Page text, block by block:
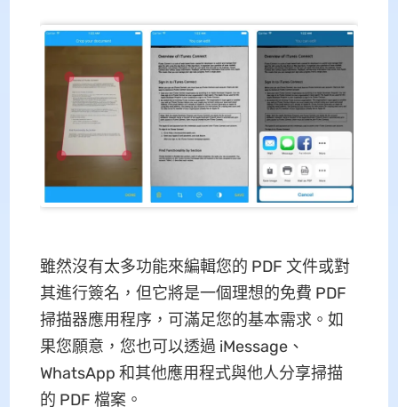
雖然沒有太多功能來編輯您的 PDF 文件或對
其進行簽名，但它將是一個理想的免費 PDF
掃描器應用程序，可滿足您的基本需求。如
果您願意，您也可以透過 iMessage、
WhatsApp 和其他應用程式與他人分享掃描
的 PDF 檔案。